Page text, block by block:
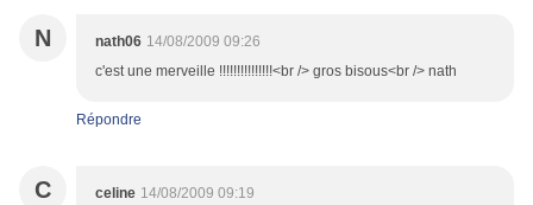
N nath06 14/08/2009 09:26
c'est une merveille !!!!!!!!!!!!!!!<br /> gros bisous<br /> nath
Répondre
C celine 14/08/2009 09:19